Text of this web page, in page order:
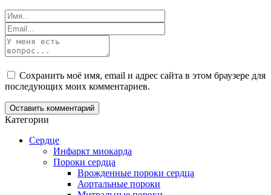
Сохранить моё имя, email и адрес сайта в этом браузере для
последующих моих комментариев.
Категории
Сердце
Инфаркт миокарда
Пороки сердца
Врожденные пороки сердца
Аортальные пороки